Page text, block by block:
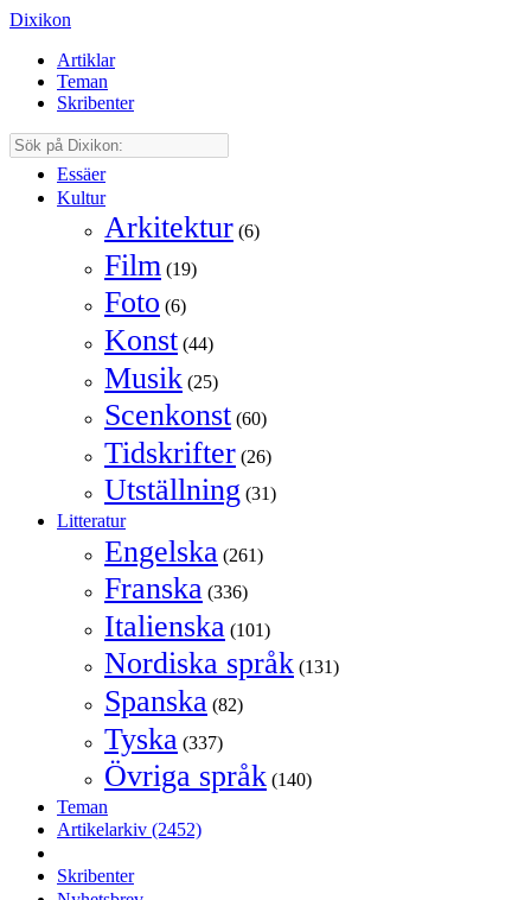
Dixikon
Artiklar
Teman
Skribenter
Essäer
Kultur
Arkitektur (6)
Film (19)
Foto (6)
Konst (44)
Musik (25)
Scenkonst (60)
Tidskrifter (26)
Utställning (31)
Litteratur
Engelska (261)
Franska (336)
Italienska (101)
Nordiska språk (131)
Spanska (82)
Tyska (337)
Övriga språk (140)
Teman
Artikelarkiv (2452)
Skribenter